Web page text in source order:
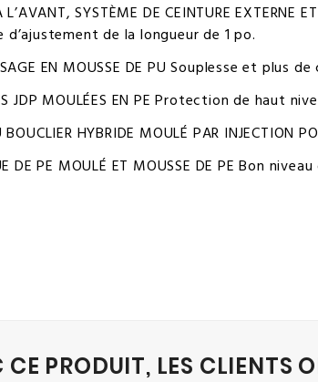
L’AVANT, SYSTÈME DE CEINTURE
d’ajustement de la longueur de 1 po.
EN MOUSSE DE PU Souplesse et plus
JDP MOULÉES EN PE Protection de haut
BOUCLIER HYBRIDE MOULÉ PAR
DE PE MOULÉ ET MOUSSE DE PE Bon
CE PRODUIT, LES CLIENTS